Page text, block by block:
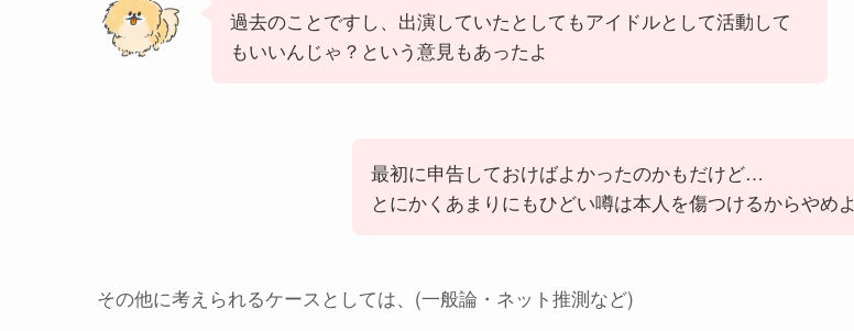
過去のことですし、出演していたとしてもアイドルとして活動して
もいいんじゃ？という意見もあったよ
最初に申告しておけばよかったのかもだけど…
とにかくあまりにもひどい噂は本人を傷つけるからやめよ
その他に考えられるケースとしては、(一般論・ネット推測など)